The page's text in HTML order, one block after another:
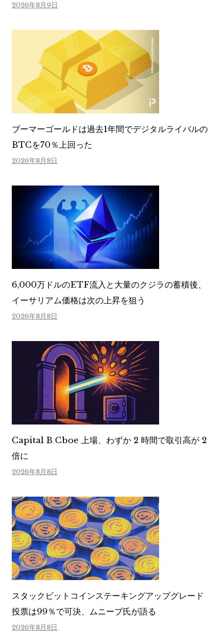
2026年8月9日
ブーマーゴールドは過去1年間でデジタルライバルの
BTCを70％上回った
2026年8月8日
6,000万ドルのETF流入と大量のクジラの蓄積後、
イーサリアム価格は次の上昇を狙う
2026年8月8日
Capital B Cboe 上場、わずか 2 時間で取引高が 2
倍に
2026年8月8日
スタックビットコインステーキングアップグレード
投票は99％で可決、ムニーブ氏が語る
2026年8月8日